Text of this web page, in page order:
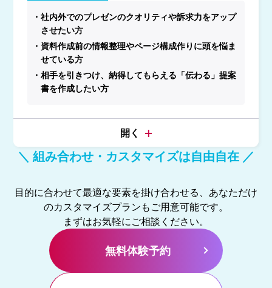
・社内外でのプレゼンのクオリティや訴求力をアップ
させたい方
・資料作成前の情報整理やページ構成作りに頭を悩ま
せている方
・相手を引きつけ、納得してもらえる「伝わる」提案
書を作成したい方
＼ 組み合わせ・カスタマイズは自由自在 ／
目的に合わせて最適な要素を掛け合わせる、あなただけ
のカスタマイズプランもご用意可能です。
まずはお気軽にご相談ください。
無料体験予約